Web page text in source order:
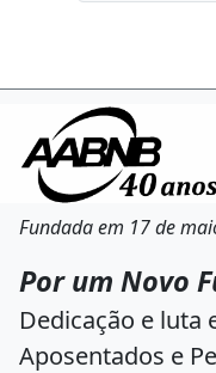
Fundada em 17 de
Por um Novo
Dedicação e luta
Aposentados e